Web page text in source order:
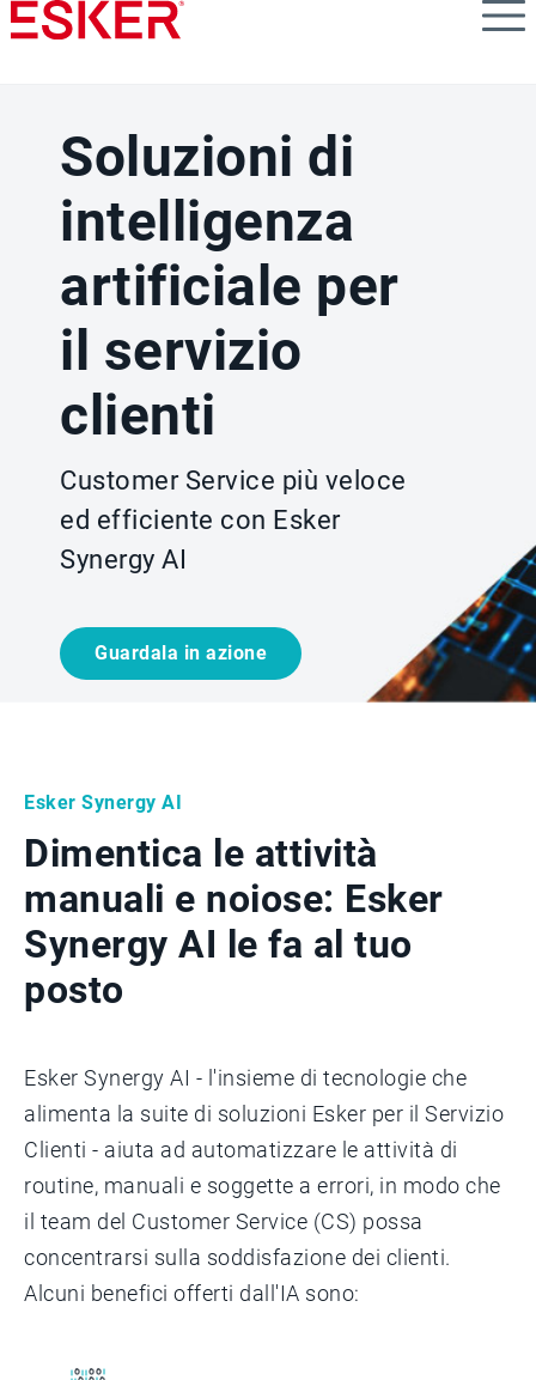
Skip
to
Soluzioni di
intelligenza
artificiale per
il servizio
clienti
Customer Service più veloce
ed efficiente con Esker
Synergy AI
Guardala in azione
Esker Synergy AI
Dimentica le attività
manuali e noiose: Esker
Synergy AI le fa al tuo
posto
Esker Synergy AI - l'insieme di tecnologie che
alimenta la suite di soluzioni Esker per il Servizio
Clienti - aiuta ad automatizzare le attività di
routine, manuali e soggette a errori, in modo che
il team del Customer Service (CS) possa
concentrarsi sulla soddisfazione dei clienti.
Alcuni benefici offerti dall'IA sono: